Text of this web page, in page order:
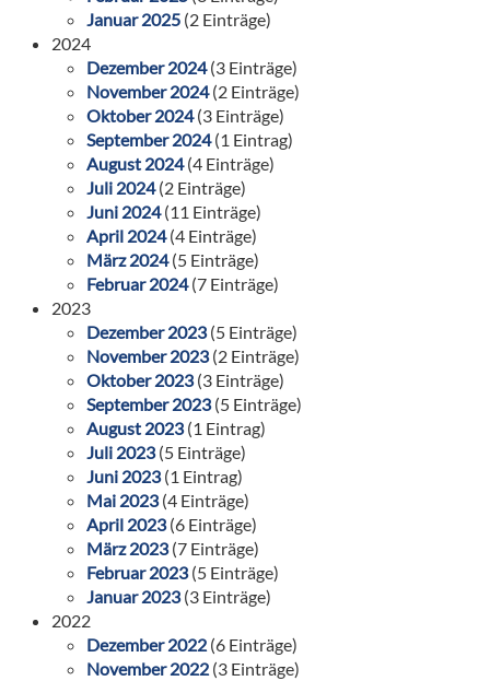
Januar 2025 (2 Einträge)
2024
Dezember 2024(3 Einträge)
November 2024(2 Einträge)
Oktober 2024(3 Einträge)
September 2024(1 Eintrag)
August 2024(4 Einträge)
Juli 2024(2 Einträge)
Juni 2024(11 Einträge)
April 2024(4 Einträge)
März 2024(5 Einträge)
Februar 2024(7 Einträge)
2023
Dezember 2023(5 Einträge)
November 2023(2 Einträge)
Oktober 2023(3 Einträge)
September 2023(5 Einträge)
August 2023(1 Eintrag)
Juli 2023(5 Einträge)
Juni 2023(1 Eintrag)
Mai 2023(4 Einträge)
April 2023(6 Einträge)
März 2023(7 Einträge)
Februar 2023(5 Einträge)
Januar 2023(3 Einträge)
2022
Dezember 2022 (6 Einträge)
November 2022 (3 Einträge)